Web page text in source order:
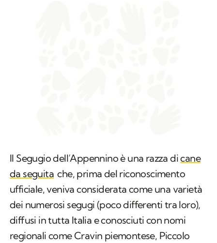
Il Segugio dell’Appennino è una razza dicane
da seguita che, prima del riconoscimento
ufficiale, veniva considerata come una varietà
dei numerosi segugi (poco differenti tra loro),
diffusi in tutta Italia e conosciuti con nomi
regionali come Cravin piemontese, Piccolo